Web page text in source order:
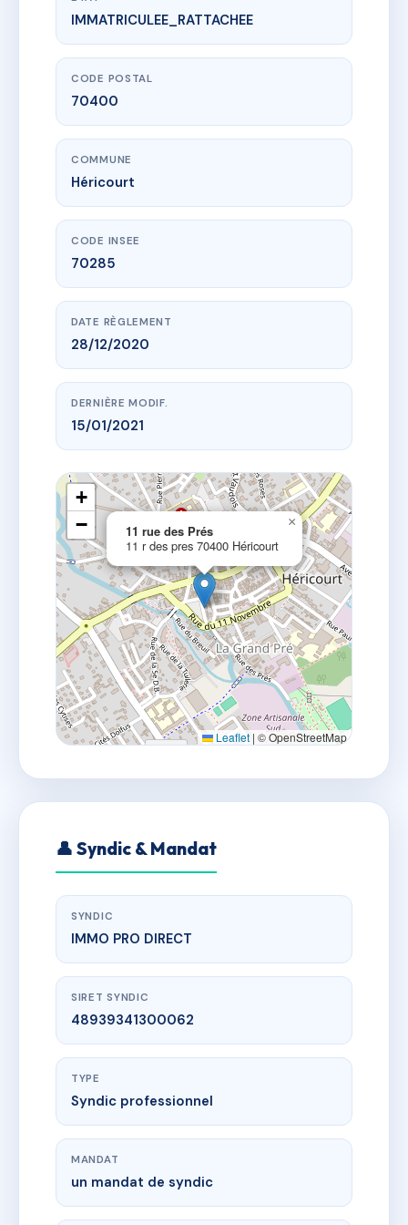
www.vme.plus/AG5914619
11 rue des Prés
11 r des pres70400 Héricourt
IMMATRICULEE_RATTACHEE
CODE POSTAL
70400
COMMUNE
Héricourt
CODE INSEE
70285
DATE RÈGLEMENT
28/12/2020
DERNIÈRE MODIF.
15/01/2021
11 rue des Prés
11 r des pres 70400 Héricourt
×
+
−
Leaflet | © OpenStreetMap
👤 Syndic & Mandat
SYNDIC
IMMO PRO DIRECT
SIRET SYNDIC
48939341300062
TYPE
Syndic professionnel
MANDAT
un mandat de syndic